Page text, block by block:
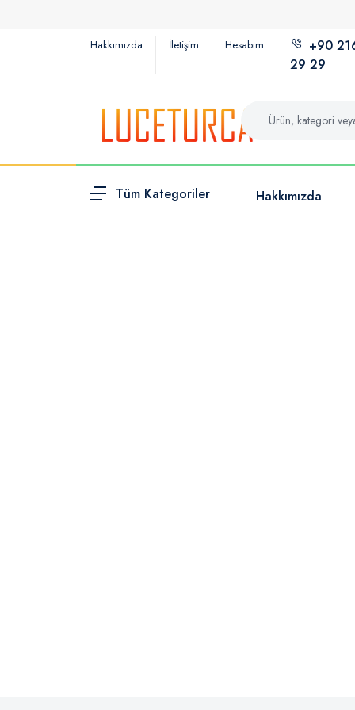
Hakkımızda İletişim Hesabım
+90
29 29
Tüm Kategoriler Hakkımızda